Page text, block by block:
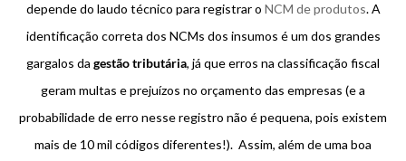
depende do laudo técnico para registrar o NCM de produtos. A
identificação correta dos NCMs dos insumos é um dos grandes
gargalos da gestão tributária, já que erros na classificação fiscal
geram multas e prejuízos no orçamento das empresas (e a
probabilidade de erro nesse registro não é pequena, pois existem
mais de 10 mil códigos diferentes!). Assim, além de uma boa